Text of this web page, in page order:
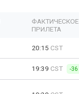
ПРИЛЕТА
20:15 CST
19:39 CST -